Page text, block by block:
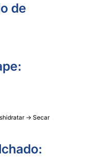
de
→ Secar